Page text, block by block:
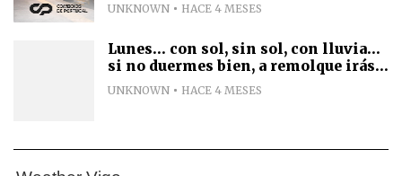
UNKNOWN HACE 4 MESES
Lunes... con sol, sin sol, con lluvia...
si no duermes bien, a remolque irás...
UNKNOWN HACE 4 MESES